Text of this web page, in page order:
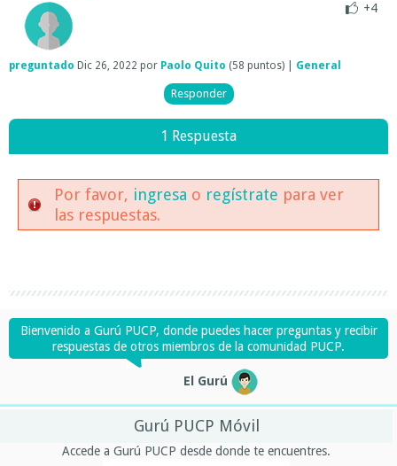
+4
preguntado Dic 26, 2022 por Paolo Quito (58 puntos) General
1 Respuesta
Por favor, ingresa o regístrate para ver
las respuestas.
Bienvenido a Gurú PUCP, donde puedes hacer preguntas y recibir
respuestas de otros miembros de la comunidad PUCP.
El Gurú
Gurú PUCP Móvil
Accede a Gurú PUCP desde donde te encuentres.